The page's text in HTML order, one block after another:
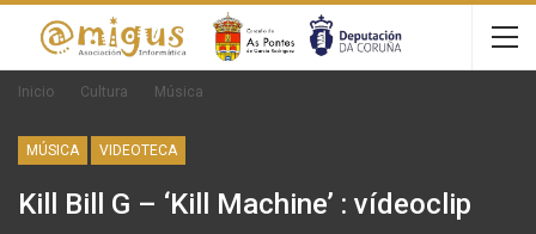
Inicio Cultura Música
MÚSICA VIDEOTECA
Kill Bill G – ‘Kill Machine’ : vídeoclip